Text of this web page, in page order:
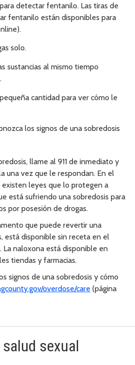
detectar fentanilo. Las tiras de
fentanilo están disponibles para
solo.
sustancias al mismo tiempo
cantidad para ver cómo le
los signos de una sobredosis
llame al 911 de inmediato y
una vez que le respondan. En el
leyes que lo protegen a
está sufriendo una sobredosis para
por posesión de drogas.
que puede revertir una
está disponible sin receta en el
La naloxona está disponible en
tiendas y farmacias.
signos de una sobredosis y cómo
overdose/care (página
sexual